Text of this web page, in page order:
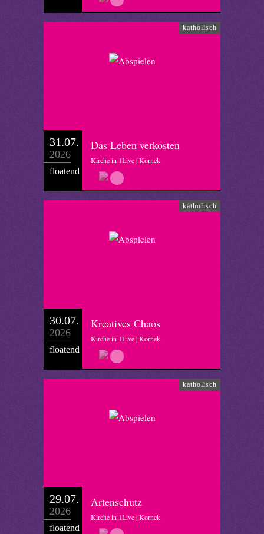
katholisch
31.07.
2026
floatend
Das Leben verkosten
Kirche in 1Live | Kornek
katholisch
30.07.
2026
floatend
Kreatives Chaos
Kirche in 1Live | Kornek
katholisch
29.07.
2026
floatend
Artenschutz
Kirche in 1Live | Kornek